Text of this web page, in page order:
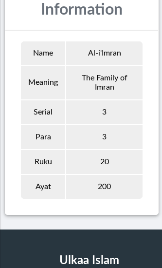
Information
Name Al-i'Imran
Meaning
The Family of
Imran
Serial 3
Para 3
Ruku 20
Ayat 200
Ulkaa Islam